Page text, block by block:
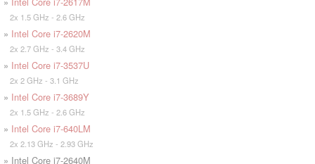
2x 1.5 GHz - 2.6 GHz
» Intel Core i7-2620M
2x 2.7 GHz - 3.4 GHz
» Intel Core i7-3537U
2x 2 GHz - 3.1 GHz
» Intel Core i7-3689Y
2x 1.5 GHz - 2.6 GHz
» Intel Core i7-640LM
2x 2.13 GHz - 2.93 GHz
» Intel Core i7-2640M